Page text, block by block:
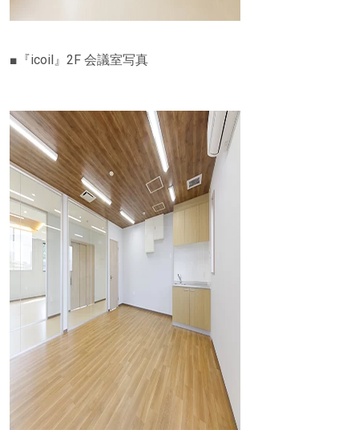
■『icoil』2F 会議室写真